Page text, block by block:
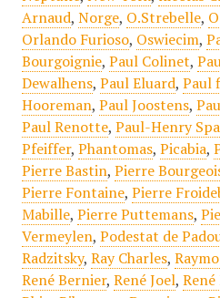
Arnaud, Norge, O.Strebelle,
Orlando Furioso, Oswiecim,
Bourgoignie, Paul Colinet,
Dewalhens, Paul Eluard, Paul
Hooreman, Paul Joostens,
Paul Renotte, Paul-Henry
Pfeiffer, Phantomas, Picabia,
Pierre Bastin, Pierre
Pierre Fontaine, Pierre
Mabille, Pierre Puttemans,
Vermeylen, Podestat de
Radzitsky, Ray Charles,
René Bernier, René Joel,